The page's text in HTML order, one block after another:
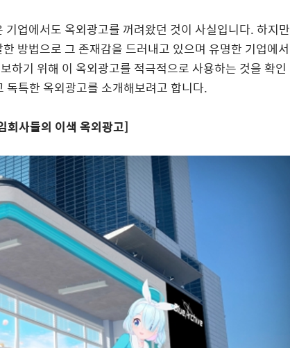
업에서도 옥외광고를 꺼려왔던 것이 사실입니다.하지만
방법으로 그 존재감을 드러내고 있으며 유명한 기업에서
하기 위해 이 옥외광고를 적극적으로 사용하는 것을 확인
독특한 옥외광고를 소개해보려고 합니다.
회사들의 이색 옥외광고]